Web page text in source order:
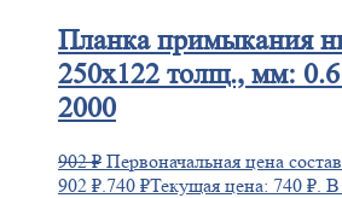
Планкапримыкания
250х122 толщ., мм:
2000
902₽ Первоначальная цена
902 ₽. 740 ₽Текущая цена: 740 ₽. В